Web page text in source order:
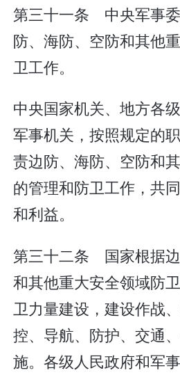
第三十一条 中央军事
防、海防、空防和其他
卫工作。
中央国家机关、地方各
军事机关，按照规定的
责边防、海防、空防和
的管理和防卫工作，共
和利益。
第三十二条 国家根据
和其他重大安全领域防
卫力量建设，建设作战
控、导航、防护、交通
施。各级人民政府和军